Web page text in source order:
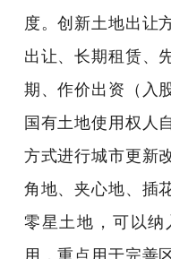
度。创新土地出让
出让、长期租赁、
期、作价出资（入
国有土地使用权人
方式进行城市更新
角地、夹心地、插
零星土地，可以纳
用，重点用于完善